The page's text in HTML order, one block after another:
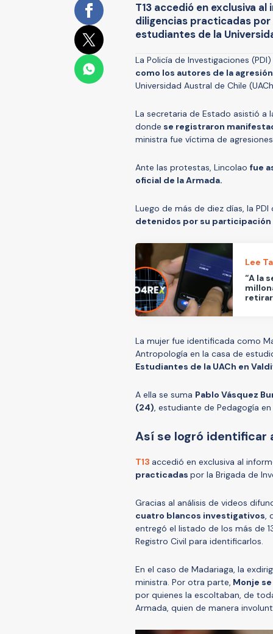
T13 accedió en exclusiva
diligencias practicadas
estudiantes de la
La Policía de Investigaciones (PDI)
como los autores de la agresión
Universidad Austral de Chile
La secretaria de Estado asistió a
donde se registraron
ministra fue víctima de
Ante las protestas, Lincolao fue
oficial de la Armada.
Luego de más de diez días, la
detenidos por su participación
Lee
“A la
La mujer fue identificada como
Antropología en la casa de
Estudiantes de la UACh en
A ella se suma Pablo Vásquez
(24), estudiante de Pedagogía
Así se logró identificar
T13 accedió en exclusiva al
practicadas por la Brigada de
Gracias al análisis de videos
cuatro blancos investigativos,
entregó el listado de los más de
Registro Civil para identificarlos.
En el caso de Madariaga, la
ministra. Por otra parte, Monje
por quienes la escoltaban, de
Armada, quien de manera